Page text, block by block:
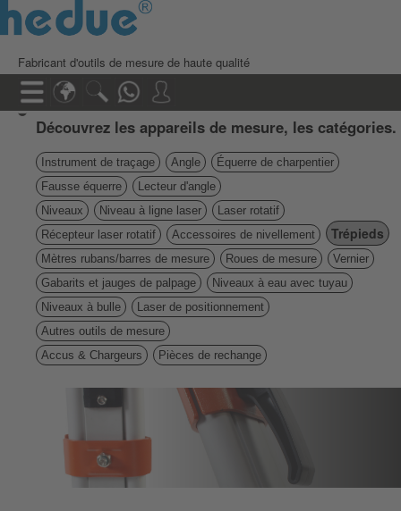
Fabricant d'outils de mesure de haute qualité
Découvrez les appareils de mesure, les catégories.
Instrument de traçage Angle
Équerre de charpentier
Fausse équerre
Lecteur d'angle
Niveaux
Niveau à ligne laser
Laser rotatif
Récepteur laser rotatif
Accessoires de nivellement Trépieds
Mètres rubans/barres de mesure Roues de mesure
Vernier
Gabarits et jauges de palpage
Niveaux à eau avec tuyau
Niveaux à bulle
Laser de positionnement
Autres outils de mesure
Accus & Chargeurs
Pièces de rechange